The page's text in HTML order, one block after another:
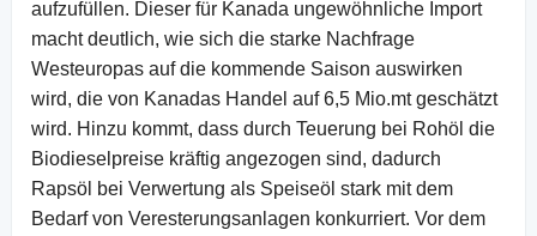
aufzufüllen. Dieser für Kanada ungewöhnliche Import
macht deutlich, wie sich die starke Nachfrage
Westeuropas auf die kommende Saison auswirken
wird, die von Kanadas Handel auf 6,5 Mio.mt geschätzt
wird. Hinzu kommt, dass durch Teuerung bei Rohöl die
Biodieselpreise kräftig angezogen sind, dadurch
Rapsöl bei Verwertung als Speiseöl stark mit dem
Bedarf von Veresterungsanlagen konkurriert. Vor dem